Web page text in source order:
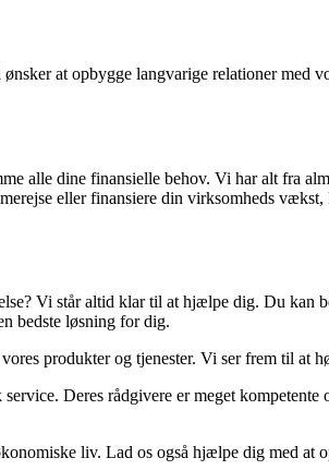
at opbygge langvarige relationer med
alle dine finansielle behov. Vi har alt fra
eller finansiere din virksomheds
Vi står altid klar til at hjælpe dig. Du kan
bedste løsning for dig.
produkter og tjenester. Vi ser frem til at
Deres rådgivere er meget
liv. Lad os også hjælpe dig med at